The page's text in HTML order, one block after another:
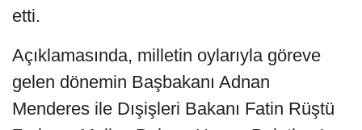
etti.
Açıklamasında, milletin oylarıyla göreve
gelen dönemin Başbakanı Adnan
Menderes ile Dışişleri Bakanı Fatin Rüştü